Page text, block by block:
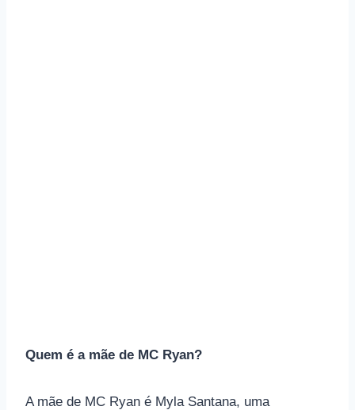
Quem é a mãe de MC Ryan?
A mãe de MC Ryan é Myla Santana, uma